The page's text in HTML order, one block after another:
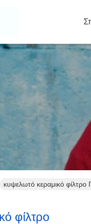
κυψελωτό κεραμικό φίλτρο
φίλτρο